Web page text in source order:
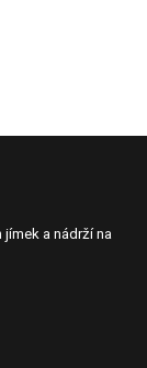
a nádrží na